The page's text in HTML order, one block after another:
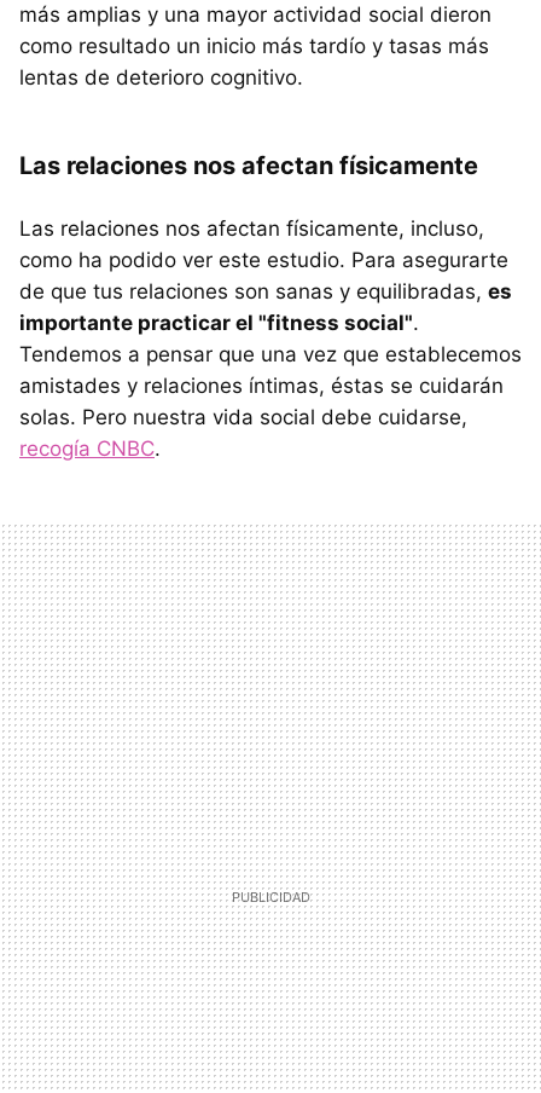
más amplias y una mayor actividad social dieron
como resultado un inicio más tardío y tasas más
lentas de deterioro cognitivo.
Las relaciones nos afectan físicamente
Las relaciones nos afectan físicamente, incluso,
como ha podido ver este estudio. Para asegurarte
de que tus relaciones son sanas y equilibradas, es
importante practicar el "fitness social".
Tendemos a pensar que una vez que establecemos
amistades y relaciones íntimas, éstas se cuidarán
solas. Pero nuestra vida social debe cuidarse,
recogía CNBC.